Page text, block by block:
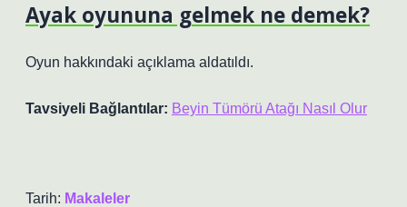
Ayak oyununa gelmek ne demek?
Oyun hakkındaki açıklama aldatıldı.
Tavsiyeli Bağlantılar: Beyin Tümörü Atağı Nasıl Olur
Tarih: Makaleler